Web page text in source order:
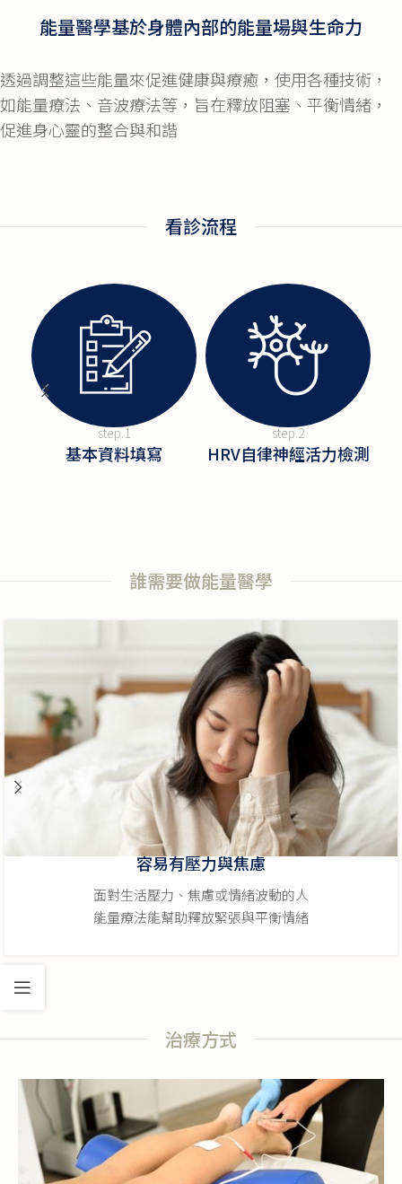
量場之間的平衡
能量醫學基於身體內部的能量場與生命力
透過調整這些能量來促進健康與療癒，使用各種技術，
如能量療法、音波療法等，旨在釋放阻塞、平衡情緒，
促進身心靈的整合與和諧
看診流程
step.1
基本資料填寫
step.2
HRV自律神經活力檢測
誰需要做能量醫學
容易有壓力與焦慮
面對生活壓力、焦慮或情緒波動的人
能量療法能幫助釋放緊張與平衡情緒
治療方式